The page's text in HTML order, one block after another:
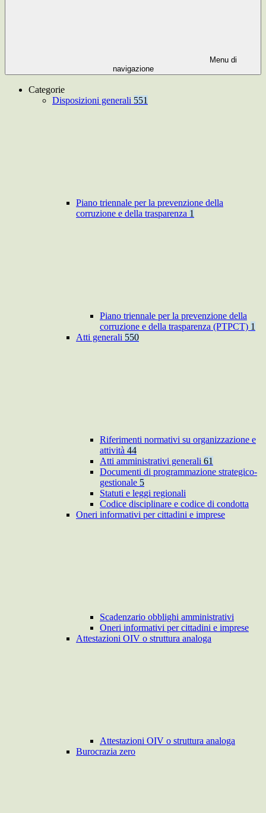
Menu di
navigazione
Categorie
Disposizioni generali 551
Piano triennale per la prevenzione della
corruzione e della trasparenza 1
Piano triennale per la prevenzione della
corruzione e della trasparenza (PTPCT) 1
Atti generali 550
Riferimenti normativi su organizzazione e
attività 44
Atti amministrativi generali 61
Documenti di programmazione strategico-
gestionale 5
Statuti e leggi regionali
Codice disciplinare e codice di condotta
Oneri informativi per cittadini e imprese
Scadenzario obblighi amministrativi
Oneri informativi per cittadini e imprese
Attestazioni OIV o struttura analoga
Attestazioni OIV o struttura analoga
Burocrazia zero